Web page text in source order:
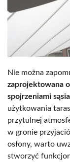
Nie można
zaprojektowana
spojrzeniami
użytkowania
przytulnej
w gronie
osłony, warto
stworzyć